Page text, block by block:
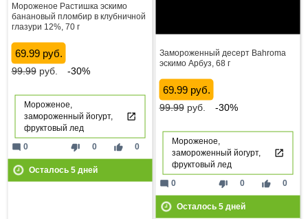
Мороженое Растишка эскимо
банановый пломбир в клубничной
глазури 12%, 70 г
69.99 руб.
99.99руб. -30%
Мороженое,
замороженный йогурт,
фруктовый лед
thumb_down 0 thumb_up 0
mode_comment 0
Осталось 5дней
Замороженный десерт Bahroma
эскимо Арбуз, 68 г
69.99 руб.
99.99руб. -30%
Мороженое,
замороженный йогурт,
фруктовый лед
thumb_down 0 thumb_up 0
mode_comment 0
Осталось 5дней